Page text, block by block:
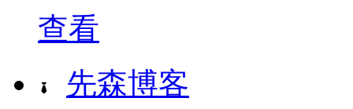
查看
先森博客